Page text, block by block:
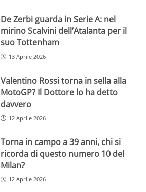
De Zerbi guarda in Serie A: nel
mirino Scalvini dell’Atalanta per il
suo Tottenham
13 Aprile 2026
Valentino Rossi torna in sella alla
MotoGP? Il Dottore lo ha detto
davvero
12 Aprile 2026
Torna in campo a 39 anni, chi si
ricorda di questo numero 10 del
Milan?
12 Aprile 2026